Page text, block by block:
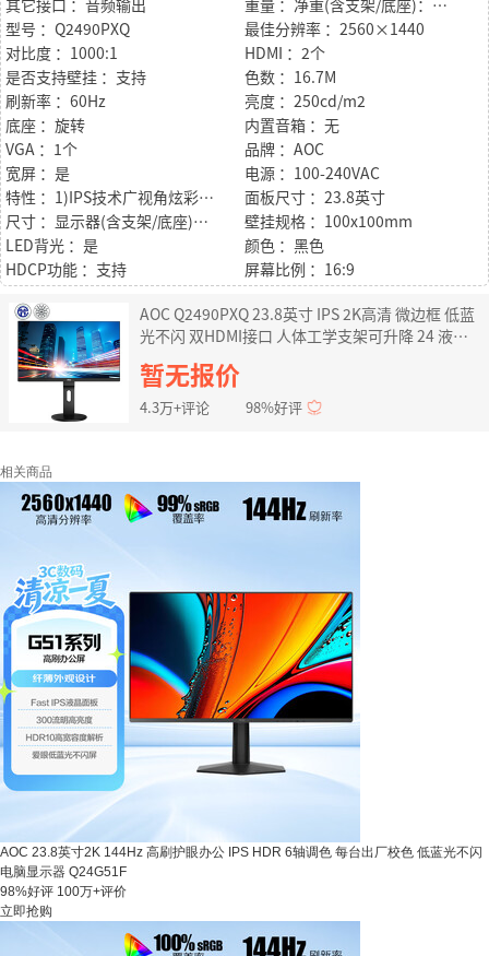
其它接口 ：音频输出
重量 ：净重(含支架/底座)：约4.85kg 净重(不含支架/底座)：约3.25kg
型号 ：Q2490PXQ
最佳分辨率 ：2560×1440
对比度 ：1000:1
HDMI ：2个
是否支持壁挂 ：支持
色数 ：16.7M
刷新率 ：60Hz
亮度 ：250cd/m2
底座 ：旋转
内置音箱 ：无
VGA ：1个
品牌 ：AOC
宽屏 ：是
电源 ：100-240VAC
特性 ：1)IPS技术广视角炫彩硬屏，2560x1440 QHD分辨率，视角更宽广，呈现锐利细节，让您畅享栩栩如生的影像新视界 2)色彩精准度ΔE<2(平均值)，真实呈现专业设计对画质的完美要求、3)人体工学支架，人性化快拆设计，支架可支持四个方向调节(上下升降/左右旋转/前后倾仰/垂直旋转)，提供用户舒适的观赏体验
面板尺寸 ：23.8英寸
尺寸 ：显示器(含支架/底座)：541(W)x(372~502)(H)x200(D)mm 显示器(不含支架/底座)：541(W)x323(H)x47(D)mm
壁挂规格 ：100x100mm
LED背光 ：是
颜色 ：黑色
HDCP功能 ：支持
屏幕比例 ：16:9
AOC Q2490PXQ 23.8英寸 IPS 2K高清 微边框 低蓝
光不闪 双HDMI接口 人体工学支架可升降 24 液晶
电脑显示器
暂无报价
4.3万+评论 98%好评
相关商品
AOC 23.8英寸2K 144Hz 高刷护眼办公 IPS HDR 6轴调色 每台出厂校色 低蓝光不闪
电脑显示器 Q24G51F
98%好评 100万+评价
立即抢购